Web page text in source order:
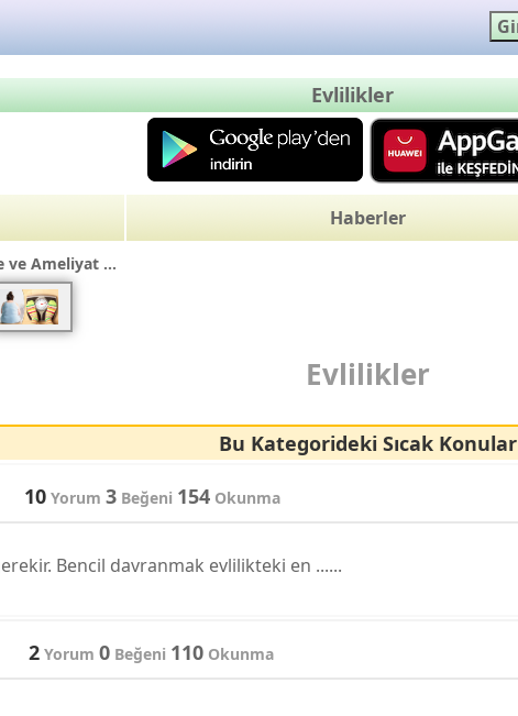
Evlilikler
Haberler
ve Ameliyat ...
Evlilikler
Bu Kategorideki Sıcak Konular
10 Yorum 3 Beğeni 154 Okunma
Bencil davranmak evlilikteki en ......
2 Yorum 0 Beğeni 110 Okunma